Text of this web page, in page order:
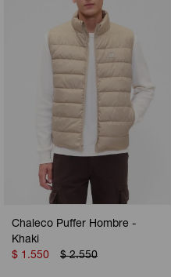
Chaleco Puffer Hombre -
Khaki
$ 1.550 $ 2.550
Camperas
Musculosas
Shorts
Vestidos y polleras
Pijamas
Calzas
Camperas
Chalecos
Shorts
Ropa interior
Polos
Camperas
Chalecos
Ropa interior
Pijamas
Camperas
Pijamas
Sets
Sets